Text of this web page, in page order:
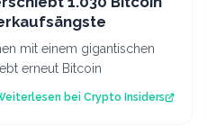
mit einem gigantischen
erneut Bitcoin
bei Crypto Insiders